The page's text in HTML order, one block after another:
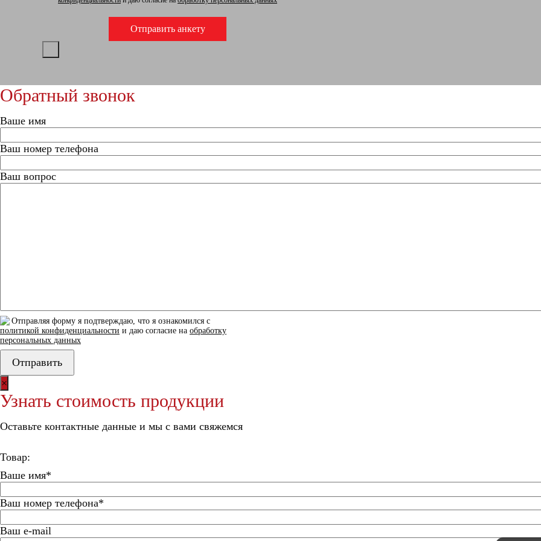
Обратный звонок
Ваше имя
Ваш номер телефона
Ваш вопрос
Отправляя форму я подтверждаю, что я ознакомился с
политикой конфиденциальности и даю согласие на обработку
персональных данных
×
Узнать стоимость продукции
Оставьте контактные данные и мы с вами свяжемся
Товар:
Ваше имя*
Ваш номер телефона*
Ваш e-mail